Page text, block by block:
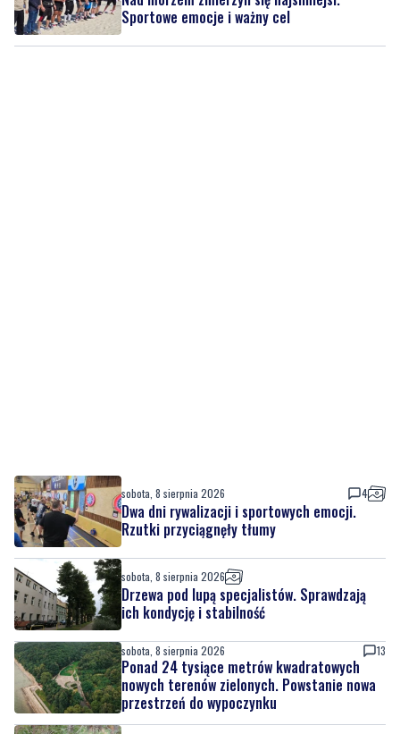
Sportowe emocje i ważny cel
sobota, 8 sierpnia 2026 4
Dwa dni rywalizacji i sportowych emocji.
Rzutki przyciągnęły tłumy
sobota, 8 sierpnia 2026
Drzewa pod lupą specjalistów. Sprawdzają
ich kondycję i stabilność
sobota, 8 sierpnia 2026 13
Ponad 24 tysiące metrów kwadratowych
nowych terenów zielonych. Powstanie nowa
przestrzeń do wypoczynku